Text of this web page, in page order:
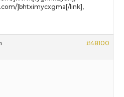
]bhtximycxgma[/link],
#48100